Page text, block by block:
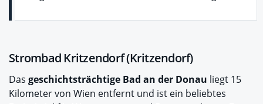
Strombad Kritzendorf (Kritzendorf)
Das geschichtsträchtige Bad an der Donau liegt 15
Kilometer von Wien entfernt und ist ein beliebtes